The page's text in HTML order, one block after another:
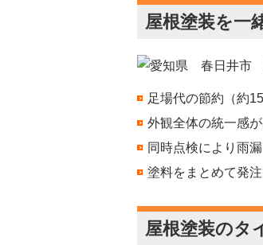
屋根塗装を一
足場代の節約（約
外観全体の統一感
同時点検により雨
塗料をまとめて発
屋根塗装のタ